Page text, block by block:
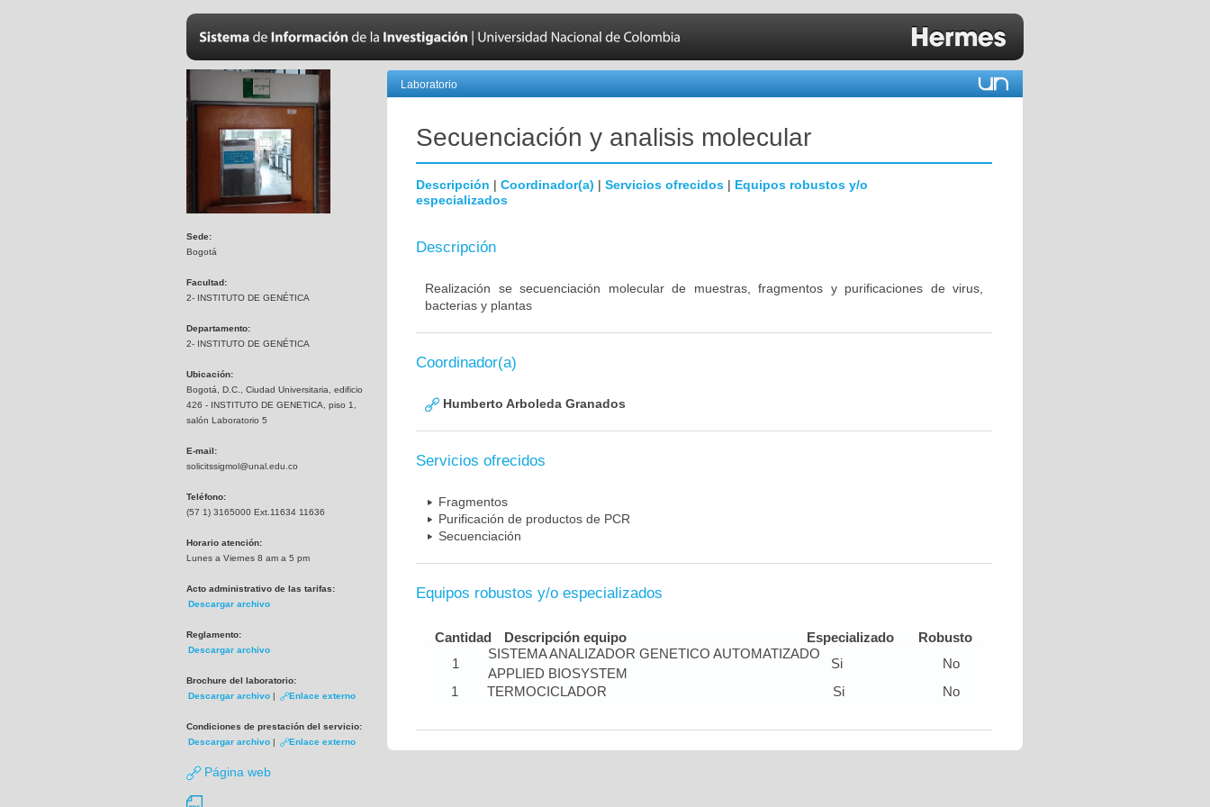
Sede:
Bogotá
Facultad:
2- INSTITUTO DE GENÉTICA
Departamento:
2- INSTITUTO DE GENÉTICA
Ubicación:
Bogotá, D.C., Ciudad Universitaria, edificio
426 - INSTITUTO DE GENETICA, piso 1,
salón Laboratorio 5
E-mail:
solicitssigmol@unal.edu.co
Teléfono:
(57 1) 3165000 Ext.11634 11636
Horario atención:
Lunes a Viernes 8 am a 5 pm
Acto administrativo de las tarifas:
Descargar archivo
Reglamento:
Descargar archivo
Brochure del laboratorio:
Descargar archivo | Enlace externo
Condiciones de prestación del servicio:
Descargar archivo | Enlace externo
Página web
Laboratorio
Secuenciación y analisis molecular
Descripción | Coordinador(a) | Servicios ofrecidos | Equipos robustos y/o
especializados
Descripción
Realización se secuenciación molecular de muestras, fragmentos y purificaciones de virus,
bacterias y plantas
Coordinador(a)
Humberto Arboleda Granados
Servicios ofrecidos
Fragmentos
Purificación de productos de PCR
Secuenciación
Equipos robustos y/o especializados
Cantidad Descripción equipo Especializado
Robusto
1
SISTEMA ANALIZADOR GENETICO AUTOMATIZADO
APPLIED BIOSYSTEM
Si
No
1
TERMOCICLADOR Si No